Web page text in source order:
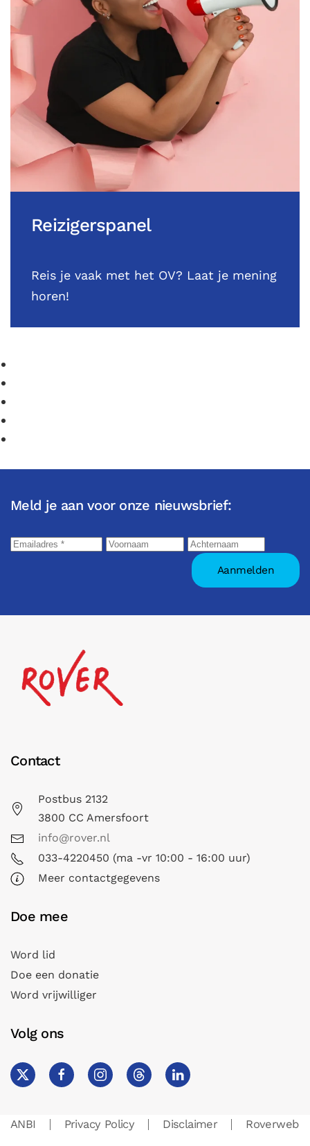
Reizigerspanel
Reis je vaak met het OV? Laat je mening
horen!
Meld je aan voor onze nieuwsbrief:
Contact
Postbus 2132
3800 CC Amersfoort
info@rover.nl
033-4220450 (ma -vr 10:00 - 16:00 uur)
Meer contactgegevens
Doe mee
Word lid
Doe een donatie
Word vrijwilliger
Volg ons
ANBI Privacy Policy Disclaimer Roverweb